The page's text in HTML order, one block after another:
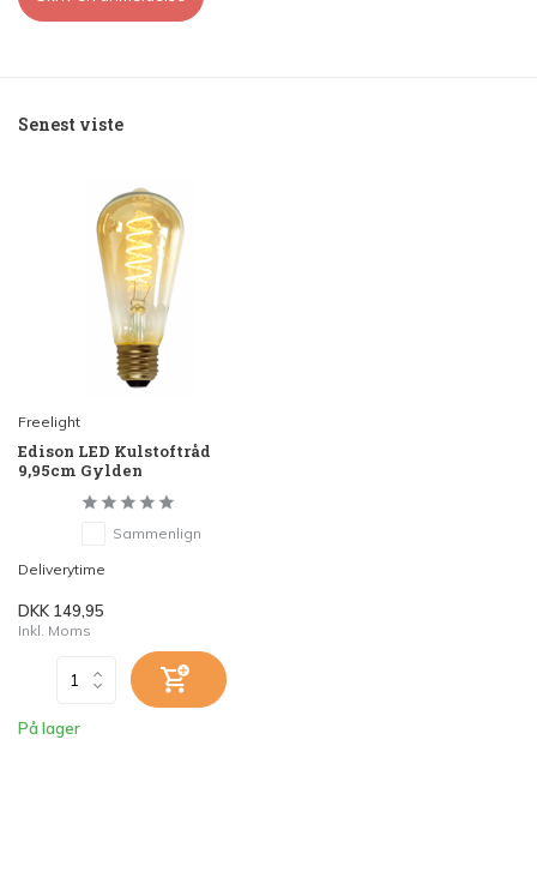
Senest viste
Freelight
Edison LED Kulstoftråd
9,95cm Gylden
Sammenlign
Deliverytime
DKK 149,95
Inkl. Moms
På lager